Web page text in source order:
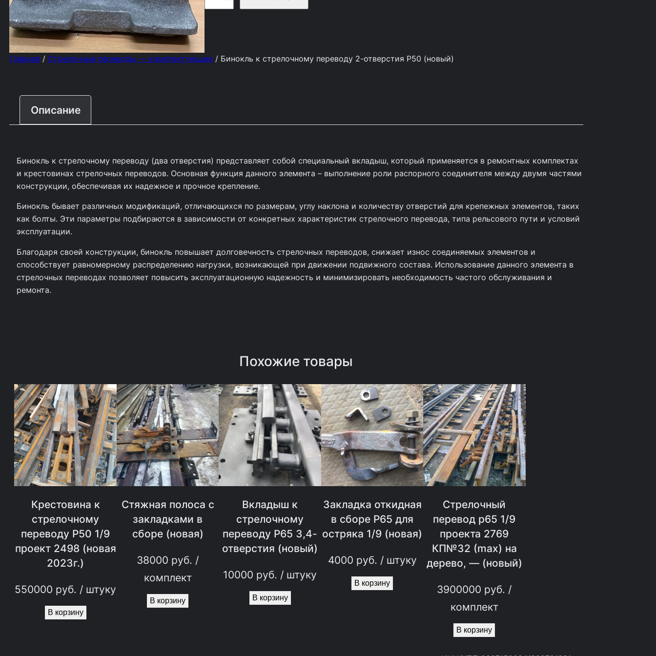
о
ч
т
о
в
а
а
Б
к
с
т
р
е
л
о
Главная / Стрелочные переводы — комплектующие/ Бинокль к стрелочному переводу 2-отверстия Р50 (новый)
Описание
Бинокль к стрелочному переводу (два отверстия) представляет собой специальный вкладыш, который применяется в ремонтных комплектах
и крестовинах стрелочных переводов. Основная функция данного элемента – выполнение роли распорного соединителя между двумя частями
конструкции, обеспечивая их надежное и прочное крепление.
Бинокль бывает различных модификаций, отличающихся по размерам, углу наклона и количеству отверстий для крепежных элементов, таких
как болты. Эти параметры подбираются в зависимости от конкретных характеристик стрелочного перевода, типа рельсового пути и условий
эксплуатации.
Благодаря своей конструкции, бинокль повышает долговечность стрелочных переводов, снижает износ соединяемых элементов и
способствует равномерному распределению нагрузки, возникающей при движении подвижного состава. Использование данного элемента в
стрелочных переводах позволяет повысить эксплуатационную надежность и минимизировать необходимость частого обслуживания и
ремонта.
Похожие товары
Крестовина к
стрелочному
переводу Р50 1/9
проект 2498 (новая
2023г.)
550000 руб. / штуку
В корзину
Стяжная полоса с
закладками в
сборе (новая)
38000 руб. /
комплект
В корзину
Вкладыш к
стрелочному
переводу Р65 3,4-
отверстия (новый)
10000 руб. / штуку
В корзину
Закладка откидная
в сборе Р65 для
остряка 1/9 (новая)
4000 руб. / штуку
В корзину
Стрелочный
перевод р65 1/9
проекта 2769
КП№32 (max) на
дерево, — (новый)
3900000 руб. /
комплект
В корзину